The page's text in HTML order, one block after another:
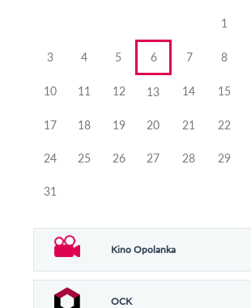
1
3 4 5 6 7 8
10 11 12 13 14 15
17 18 19 20 21 22
24 25 26 27 28 29
31
Kino Opolanka
OCK